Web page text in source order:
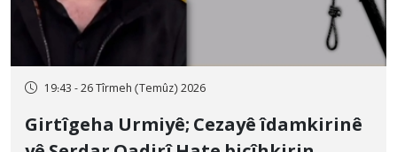
19:43 - 26 Tîrmeh (Temûz) 2026
Girtîgeha Urmiyê; Cezayê îdamkirinê